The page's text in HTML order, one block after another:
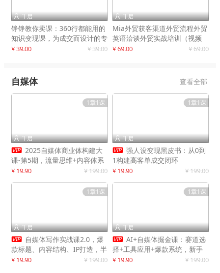
 千启
铮铮教你卖课：360行都能用的
知识变现课，为成交而设计的专
属课程
¥ 39.00 ¥ 39.00
 千启
Mia外贸获客渠道外贸流程外贸
英语洽谈外贸实战培训（视频
课）价值399元
¥ 69.00 ¥ 69.00
自媒体 查看全部
1章1课
 千启
 2025自媒体商业体构建大
课-第5期，流量思维+内容体系
+变现闭环，打造个人可持续生
¥ 19.90 ¥ 199.00
1章1课
 千启
 强人设变现黑皮书：从0到
1构建高客单成交闭环
¥ 19.90 ¥ 199.00
1章1课
 千启
 自媒体写作实战课2.0，爆
款标题、内容结构、IP打造，半
年复制30万粉月入10万+
¥ 19.90 ¥ 199.00
1章1课
 千启
 AI+自媒体掘金课：赛道选
择+工具应用+爆款系统，新手
快速起步，副业月入8000+
¥ 19.90 ¥ 199.00